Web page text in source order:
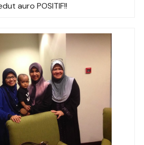
auro POSITIF!!